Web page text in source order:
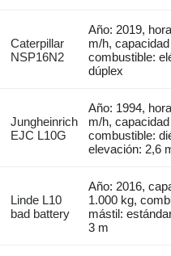
Caterpillar
NSP16N2
Año: 2019,
m/h,
combustible:
dúplex
Jungheinrich
EJC L10G
Año: 1994,
m/h,
combustible:
elevación: 2,6
Linde L10
bad battery
Año: 2016,
1.000 kg,
mástil:
3 m